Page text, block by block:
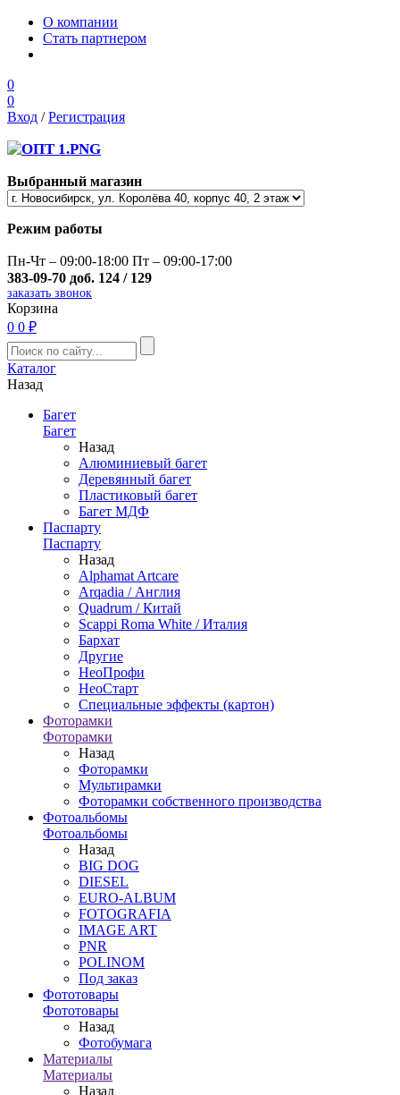
О компании
Стать партнером
0
0
Вход /Регистрация
Выбранный магазин
Режим работы
Пн-Чт – 09:00-18:00 Пт – 09:00-17:00
383-09-70 доб. 124 / 129
заказать звонок
Корзина
0 0 ₽
Каталог
Назад
Багет
Багет
Назад
Алюминиевый багет
Деревянный багет
Пластиковый багет
Багет МДФ
Паспарту
Паспарту
Назад
Alphamat Artcare
Arqadia / Англия
Quadrum / Китай
Scappi Roma White / Италия
Бархат
Другие
НеоПрофи
НеоСтарт
Специальные эффекты (картон)
Фоторамки
Фоторамки
Назад
Фоторамки
Мультирамки
Фоторамки собственного производства
Фотоальбомы
Фотоальбомы
Назад
BIG DOG
DIESEL
EURO-ALBUM
FOTOGRAFIA
IMAGE ART
PNR
POLINOM
Под заказ
Фототовары
Фототовары
Назад
Фотобумага
Материалы
Материалы
Назад